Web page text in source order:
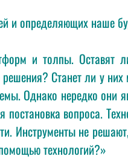
и определяющих наше
и толпы.
Станет ли у
Однако нередко они
вопроса.
Инструменты не
технологий?»